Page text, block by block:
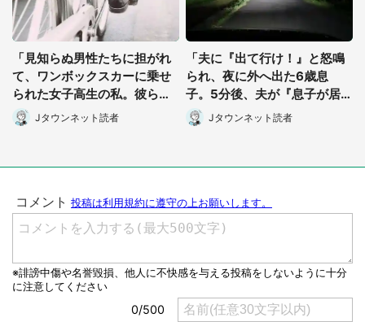
都道府選択
「見知らぬ男性たちに担がれ
て、ワンボックスカーに乗せ
られた女子高生の私。彼らは
『家に送ってやる』と言っ
て」（茨城県・40代女性）
Jタウンネット読者
「夫に『出て行け！』と怒鳴
られ、夜に外へ出た6歳息
子。5分後、夫が『息子が居
ない』と言ってきて」（奈良
県・40代女性）
Jタウンネット読者